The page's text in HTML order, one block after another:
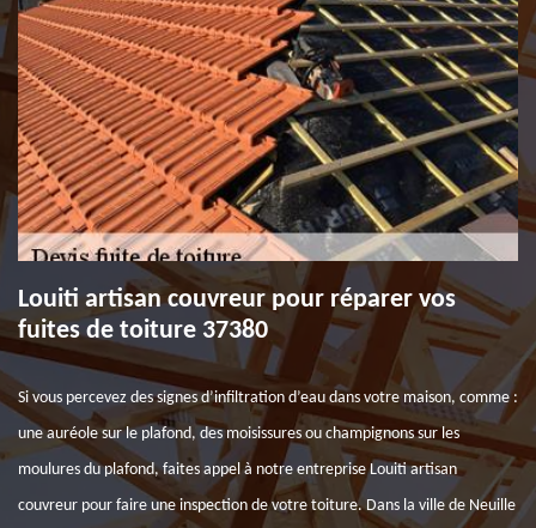
Louiti artisan couvreur pour réparer vos
fuites de toiture 37380
Si vous percevez des signes d’infiltration d’eau dans votre maison, comme :
une auréole sur le plafond, des moisissures ou champignons sur les
moulures du plafond, faites appel à notre entreprise Louiti artisan
couvreur pour faire une inspection de votre toiture. Dans la ville de Neuille